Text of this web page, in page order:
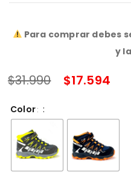
SALE ENDS IN:
Para comprar debes
y
$31.990 $17.594
Color